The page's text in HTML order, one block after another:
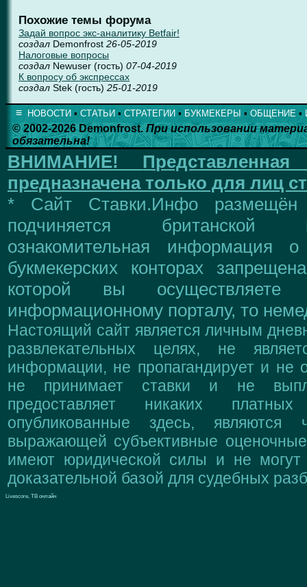
Похожие темы форума
Задай вопрос экс-аналитику Betfair!
создал Demonfrost 26-05-2019
Налоговые вопросы
создал Newuser (гость) 07-04-2019
К вопросу об экспрессах
создал Stek (гость) 25-01-2019
≡ НОВОСТИ ▪ СТАТЬИ ▪ СТРАТЕГИИ ▪ БУКМЕКЕРЫ ▪ ОБЩЕНИЕ ▪
© 2002-2026 Demonfrost.При использовании
обязательна!
ВНИМАНИЕ!
предназначена только для лиц
* Сайт Ставки.Инфо размещён
подчиняется британской
ознакомительная информация
букмекерских конторах
которой вы
информационному порталу, то
Настоящий сайт является личным
развлекательных целях, не
информации, не пропагандирует и не
не принимает ставки и не
предоставляет никаких
опубликованные здесь, являются
выражающей субъективные
имеют юридической силы и не могут
доказательной базой для судебных
Livescore, ТВ онлайн